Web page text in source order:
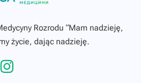
Rozrodu “Mam nadzieję,
życie, dając nadzieję.